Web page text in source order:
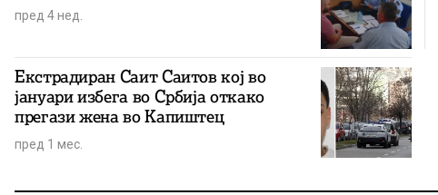
пред 4 нед.
Екстрадиран Саит Саитов кој во
јануари избега во Србија откако
прегази жена во Капиштец
пред 1 мес.